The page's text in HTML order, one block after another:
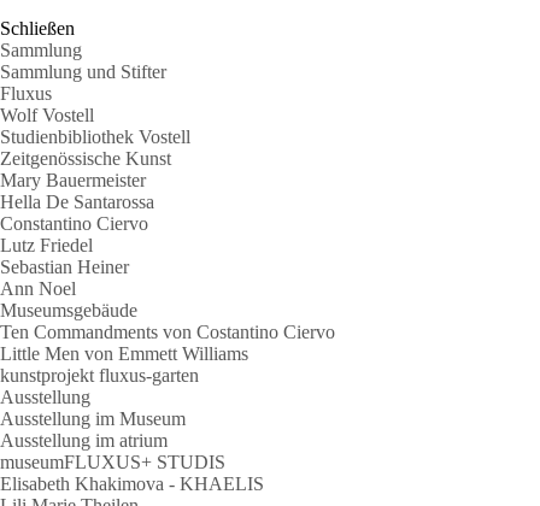
Schließen
Sammlung
Sammlung und Stifter
Fluxus
Wolf Vostell
Studienbibliothek Vostell
Zeitgenössische Kunst
Mary Bauermeister
Hella De Santarossa
Constantino Ciervo
Lutz Friedel
Sebastian Heiner
Ann Noel
Museumsgebäude
Ten Commandments von Costantino Ciervo
Little Men von Emmett Williams
kunstprojekt fluxus-garten
Ausstellung
Ausstellung im Museum
Ausstellung im atrium
museumFLUXUS+ STUDIS
Elisabeth Khakimova - KHAELIS